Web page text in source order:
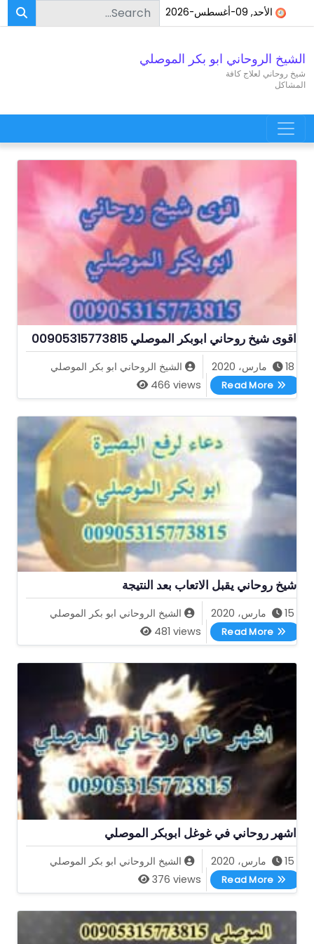
Skip to content
الأحد, 09-أغسطس-2026 Search for:
الشيخ الروحاني ابو بكر الموصلي
شيخ روحاني لعلاج كافة
المشاكل
Main Navigation
اقوى شيخ روحاني ابوبكر الموصلي 00905315773815
18 مارس، 2020
الشيخ الروحاني ابو بكر الموصلي
466 views
Read More
اقوى شيخ روحاني ابوبكر الموصلي 00905315773815
شيخ روحاني يقبل الاتعاب بعد النتيجة
15 مارس، 2020
الشيخ الروحاني ابو بكر الموصلي
481 views
Read More
شيخ روحاني يقبل الاتعاب بعد النتيجة
اشهر روحاني في غوغل ابوبكر الموصلي
15 مارس، 2020
الشيخ الروحاني ابو بكر الموصلي
376 views
Read More
اشهر روحاني في غوغل ابوبكر الموصلي